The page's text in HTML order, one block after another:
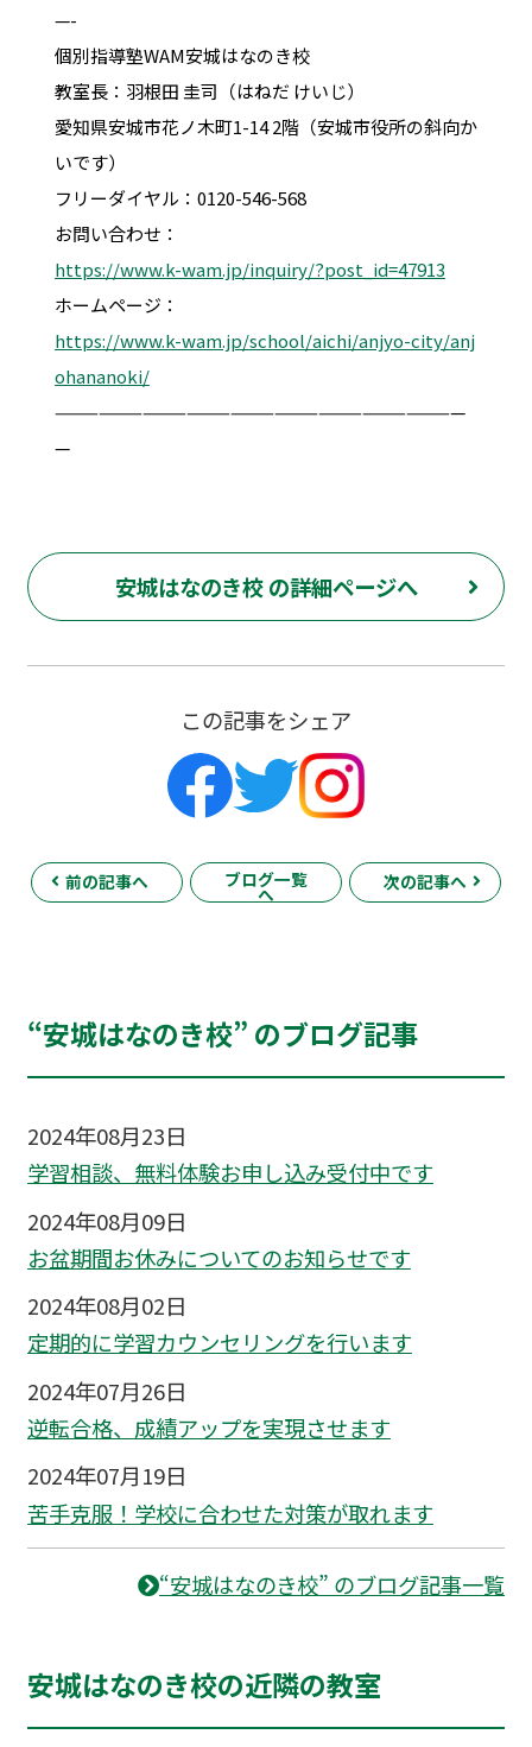
—-
個別指導塾WAM安城はなのき校
教室長：羽根田 圭司（はねだ けいじ）
愛知県安城市花ノ木町1-14 2階（安城市役所の斜向か
いです）
フリーダイヤル：0120-546-568
お問い合わせ：
https://www.k-wam.jp/inquiry/?post_id=47913
ホームページ：
https://www.k-wam.jp/school/aichi/anjyo-city/anj
ohananoki/
————————————————————————————
—
安城はなのき校 の詳細ページへ
この記事をシェア
前の記事へ ブログ一覧
へ
次の記事へ
“安城はなのき校” のブログ記事
2024年08月23日
学習相談、無料体験お申し込み受付中です
2024年08月09日
お盆期間お休みについてのお知らせです
2024年08月02日
定期的に学習カウンセリングを行います
2024年07月26日
逆転合格、成績アップを実現させます
2024年07月19日
苦手克服！学校に合わせた対策が取れます
“安城はなのき校” のブログ記事一覧
安城はなのき校の近隣の教室